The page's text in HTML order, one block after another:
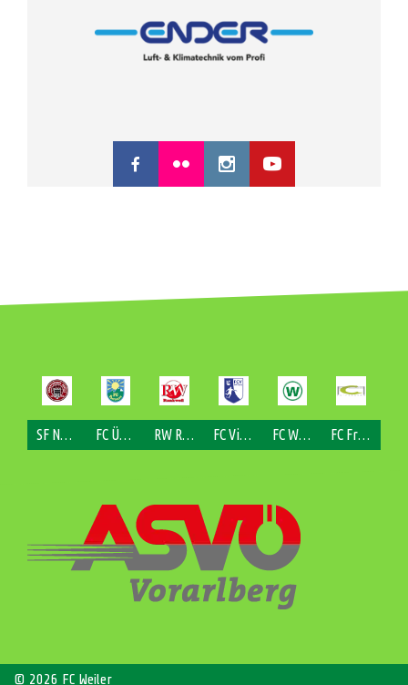
SF Nofels FC Übersaxen RW Rankweil FC Viktorsberg FC Weiler FC Fraxern
© 2026 FC Weiler